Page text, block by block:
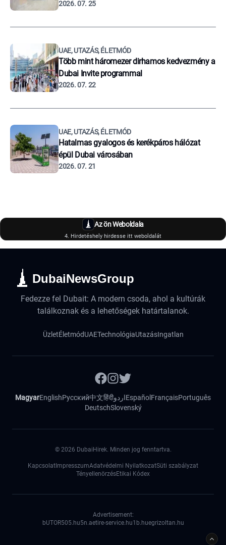
2026. 07. 25
UAE, UTAZÁS, ÉLETMÓD
Több mint háromezer dirhamos kedvezmény a
Dubai Invite programmal
2026. 07. 22
UAE, UTAZÁS, ÉLETMÓD
Hatalmas gyalogos és kerékpáros hálózat
épül Dubai városában
2026. 07. 21
Az ön Weboldala
4. Hirdetéshely hirdesse itt weboldalát
DubaiNewsGroup
Fedezze fel Dubait: A modern csoda, ahol a kultúrák
találkoznak és a lehetőségek határtalanok.
ÜzletÉletmódUAETechnológiaUtazásIngatlan
MagyarEnglishРусский中文हिंदीاردوEspañol FrançaisPortuguês
DeutschSlovenský
© 2026 DubaiHirek. Minden jog fenntartva.
Kapcsolat ImpresszumAdatvédelmi NyilatkozatSüti szabályzat
TényellenörzésEtikai Kódex
Advertisement:
bUTOR505.hu5n.aetire-service.hu1b.huegrizoltan.hu